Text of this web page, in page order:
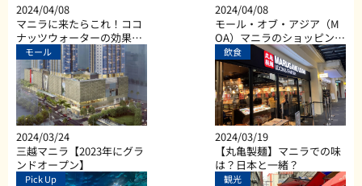
2024/04/08
マニラに来たらこれ！ココ
ナッツウォーターの効果と
は？
2024/04/08
モール・オブ・アジア（M
OA）マニラのショッピン
グ、ダイニング、エンター
テイメントなど総合施設
モール
2024/03/24
三越マニラ【2023年にグラ
ンドオープン】
飲食
2024/03/19
【丸亀製麺】マニラでの味
は？日本と一緒？
Pick Up 観光